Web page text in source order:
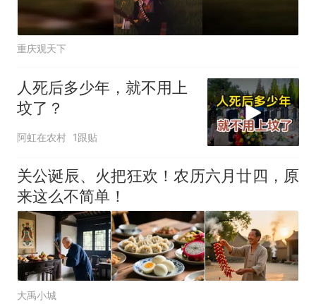
重庆观天下
人死后多少年，就不用上
坟了？
阿虹在农村 1跟贴
关公诞辰、火把狂欢！农历六月廿四，原
来这么不简单！
大禹小城